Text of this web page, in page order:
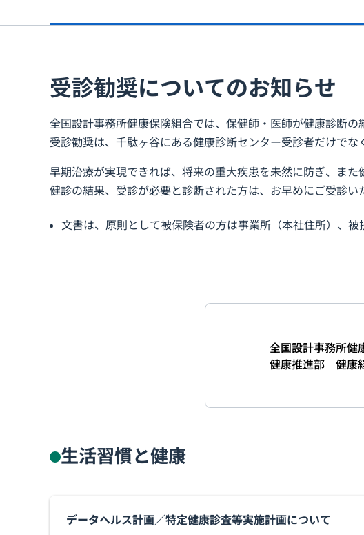
受診勧奨についてのお知らせ
全国設計事務所健康保険組合では、保健師・医師が健康診断
受診勧奨は、千駄ヶ谷にある健康診断センター受診者だけで
早期治療が実現できれば、将来の重大疾患を未然に防ぎ、また
健診の結果、受診が必要と診断された方は、お早めにご受診い
文書は、原則として被保険者の方は事業所（本社住所）、被
全国設計事務所健
健康推進部 健康
生活習慣と健康
データヘルス計画／特定健康診査等実施計画について